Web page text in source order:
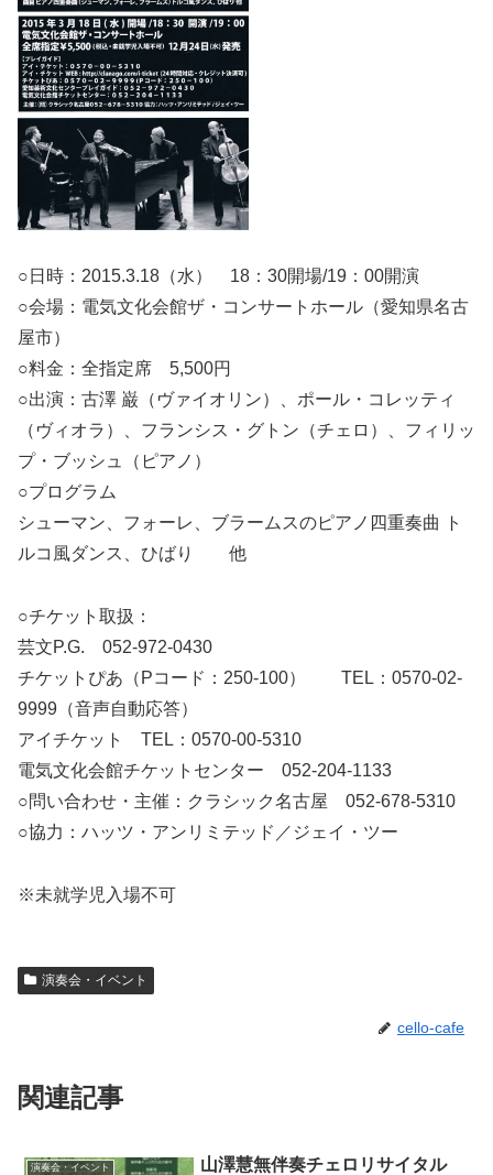
○日時：2015.3.18（水） 18：30開場/19：00開演
○会場：電気文化会館ザ・コンサートホール（愛知県名古
屋市）
○料金：全指定席 5,500円
○出演：古澤 巌（ヴァイオリン）、ポール・コレッティ
（ヴィオラ）、フランシス・グトン（チェロ）、フィリッ
プ・ブッシュ（ピアノ）
○プログラム
シューマン、フォーレ、ブラームスのピアノ四重奏曲 ト
ルコ風ダンス、ひばり 他
○チケット取扱：
芸文P.G. 052-972-0430
チケットぴあ（Pコード：250-100） TEL：0570-02-
9999（音声自動応答）
アイチケット TEL：0570-00-5310
電気文化会館チケットセンター 052-204-1133
○問い合わせ・主催：クラシック名古屋 052-678-5310
○協力：ハッツ・アンリミテッド／ジェイ・ツー
※未就学児入場不可
演奏会・イベント
cello-cafe
関連記事
演奏会・イベント
山澤慧無伴奏チェロリサイタル